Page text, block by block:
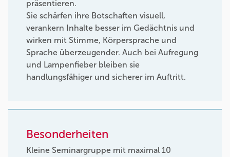
präsentieren.
Sie schärfen ihre Botschaften visuell,
verankern Inhalte besser im Gedächtnis und
wirken mit Stimme, Körpersprache und
Sprache überzeugender. Auch bei Aufregung
und Lampenfieber bleiben sie
handlungsfähiger und sicherer im Auftritt.
Besonderheiten
Kleine Seminargruppe mit maximal 10